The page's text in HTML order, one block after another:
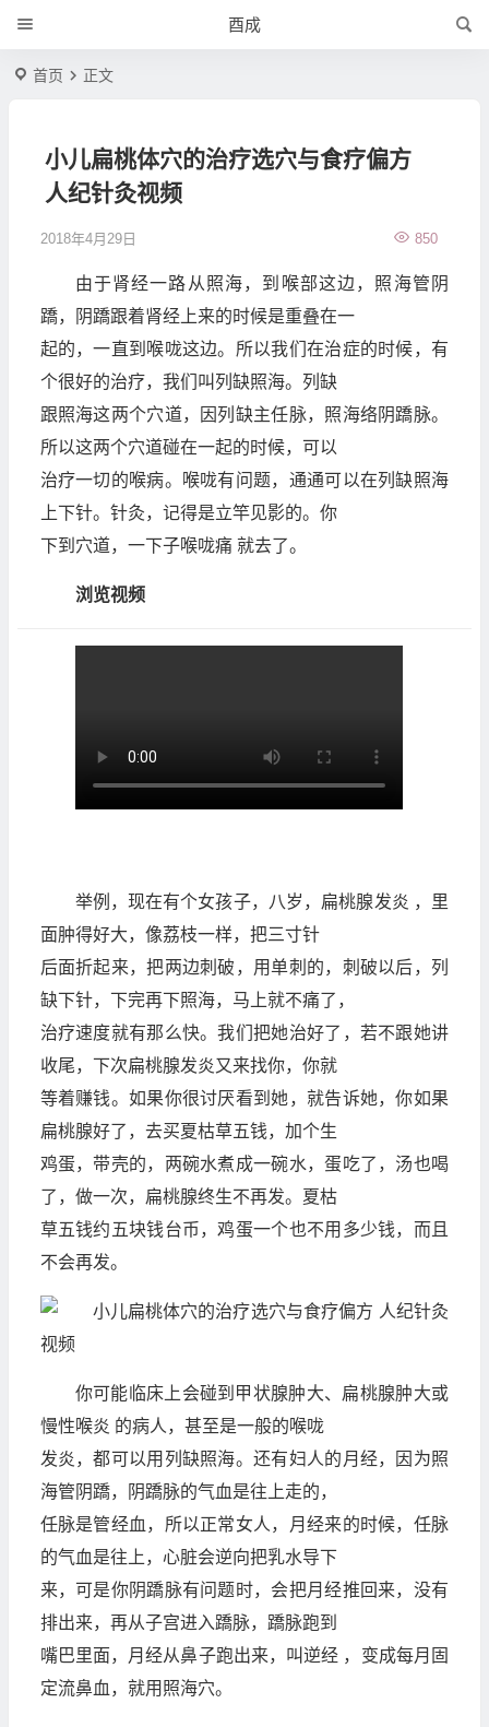
酉成
首页 正文
小儿扁桃体穴的治疗选穴与食疗偏方
人纪针灸视频
2018年4月29日 850
由于肾经一路从照海，到喉部这边，照海管阴
蹻，阴蹻跟着肾经上来的时候是重叠在一
起的，一直到喉咙这边。所以我们在治症的时候，有
个很好的治疗，我们叫列缺照海。列缺
跟照海这两个穴道，因列缺主任脉，照海络阴蹻脉。
所以这两个穴道碰在一起的时候，可以
治疗一切的喉病。喉咙有问题，通通可以在列缺照海
上下针。针灸，记得是立竿见影的。你
下到穴道，一下子喉咙痛 就去了。
浏览视频
举例，现在有个女孩子，八岁，扁桃腺发炎 ，里
面肿得好大，像荔枝一样，把三寸针
后面折起来，把两边刺破，用单刺的，刺破以后，列
缺下针，下完再下照海，马上就不痛了，
治疗速度就有那么快。我们把她治好了，若不跟她讲
收尾，下次扁桃腺发炎又来找你，你就
等着赚钱。如果你很讨厌看到她，就告诉她，你如果
扁桃腺好了，去买夏枯草五钱，加个生
鸡蛋，带壳的，两碗水煮成一碗水，蛋吃了，汤也喝
了，做一次，扁桃腺终生不再发。夏枯
草五钱约五块钱台币，鸡蛋一个也不用多少钱，而且
不会再发。
你可能临床上会碰到甲状腺肿大、扁桃腺肿大或
慢性喉炎 的病人，甚至是一般的喉咙
发炎，都可以用列缺照海。还有妇人的月经，因为照
海管阴蹻，阴蹻脉的气血是往上走的，
任脉是管经血，所以正常女人，月经来的时候，任脉
的气血是往上，心脏会逆向把乳水导下
来，可是你阴蹻脉有问题时，会把月经推回来，没有
排出来，再从子宫进入蹻脉，蹻脉跑到
嘴巴里面，月经从鼻子跑出来，叫逆经 ，变成每月固
定流鼻血，就用照海穴。